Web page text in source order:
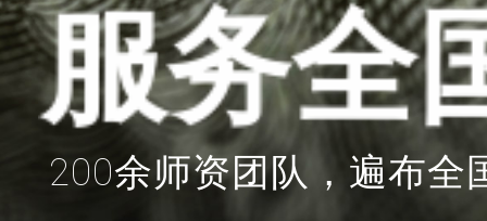
200余师资团队，遍布全
服务全